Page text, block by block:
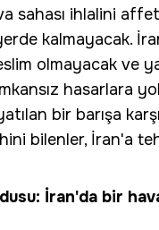
sahası ihlalini
kalmayacak.
olmayacak ve
hasarlara
bir barışa
bilenler, İran'a
İran'da bir